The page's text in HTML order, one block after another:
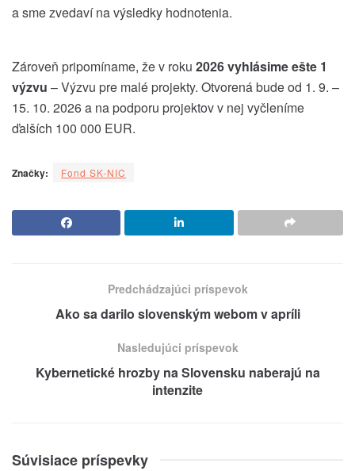
a sme zvedaví na výsledky hodnotenia.
Zároveň pripomíname, že v roku 2026 vyhlásime ešte 1
výzvu – Výzvu pre malé projekty. Otvorená bude od 1. 9. –
15. 10. 2026 a na podporu projektov v nej vyčleníme
ďalších 100 000 EUR.
Značky: Fond SK-NIC
Predchádzajúci príspevok
Ako sa darilo slovenským webom v apríli
Nasledujúci príspevok
Kybernetické hrozby na Slovensku naberajú na
intenzite
Súvisiace príspevky